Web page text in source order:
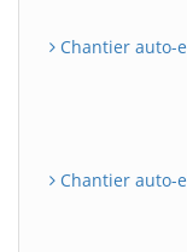
Chantier auto-
Chantier auto-